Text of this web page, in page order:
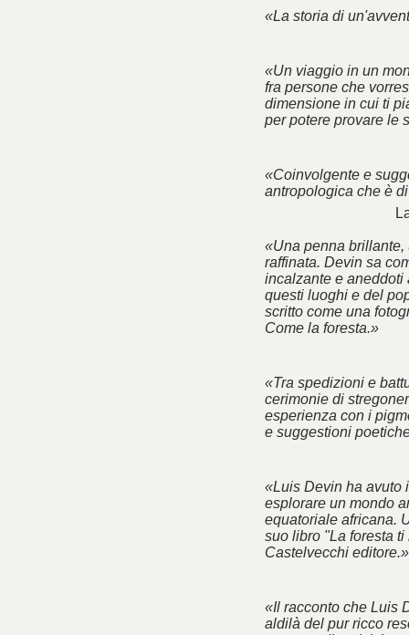
«La storia di
«Un viaggio in un
fra persone che
dimensione in cui ti
per potere provare le
«Coinvolgente e
antropologica che è
«Una penna brillante,
raffinata. Devin sa
incalzante e aneddoti
questi luoghi e del
scritto come una
Come la foresta.»
«Tra spedizioni e
cerimonie di
esperienza con i
e suggestioni
«Luis Devin ha avuto
esplorare un mondo
equatoriale africana.
suo libro "La foresta
Castelvecchi editore.»
«Il racconto che Luis
aldilà del pur ricco